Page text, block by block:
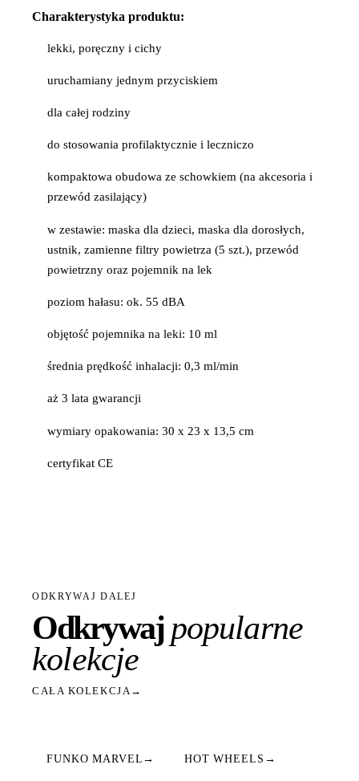
Charakterystyka produktu:
lekki, poręczny i cichy
uruchamiany jednym przyciskiem
dla całej rodziny
do stosowania profilaktycznie i leczniczo
kompaktowa obudowa ze schowkiem (na akcesoria i
przewód zasilający)
w zestawie: maska dla dzieci, maska dla dorosłych,
ustnik, zamienne filtry powietrza (5 szt.), przewód
powietrzny oraz pojemnik na lek
poziom hałasu: ok. 55 dBA
objętość pojemnika na leki: 10 ml
średnia prędkość inhalacji: 0,3 ml/min
aż 3 lata gwarancji
wymiary opakowania: 30 x 23 x 13,5 cm
certyfikat CE
ODKRYWAJ DALEJ
Odkrywajpopularne
kolekcje
CAŁA KOLEKCJA →
FUNKO MARVEL → HOT WHEELS →